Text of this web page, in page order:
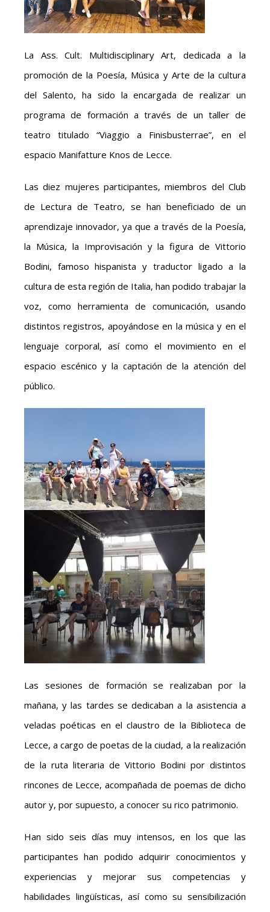
La Ass. Cult. Multidisciplinary Art, dedicada a la
promoción de la Poesía, Música y Arte de la cultura
del Salento, ha sido la encargada de realizar un
programa de formación a través de un taller de
teatro titulado “Viaggio a Finisbusterrae”, en el
espacio Manifatture Knos de Lecce.
Las diez mujeres participantes, miembros del Club
de Lectura de Teatro, se han beneficiado de un
aprendizaje innovador, ya que a través de la Poesía,
la Música, la Improvisación y la figura de Vittorio
Bodini, famoso hispanista y traductor ligado a la
cultura de esta región de Italia, han podido trabajar la
voz, como herramienta de comunicación, usando
distintos registros, apoyándose en la música y en el
lenguaje corporal, así como el movimiento en el
espacio escénico y la captación de la atención del
público.
Las sesiones de formación se realizaban por la
mañana, y las tardes se dedicaban a la asistencia a
veladas poéticas en el claustro de la Biblioteca de
Lecce, a cargo de poetas de la ciudad, a la realización
de la ruta literaria de Vittorio Bodini por distintos
rincones de Lecce, acompañada de poemas de dicho
autor y, por supuesto, a conocer su rico patrimonio.
Han sido seis días muy intensos, en los que las
participantes han podido adquirir conocimientos y
experiencias y mejorar sus competencias y
habilidades lingüísticas, así como su sensibilización